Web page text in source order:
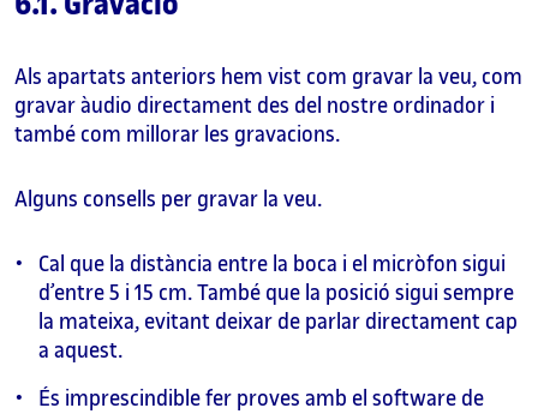
Als apartats anteriors hem vist com gravar la veu, com
gravar àudio directament des del nostre ordinador i
també com millorar les gravacions.
Alguns consells per gravar la veu.
Cal que la distància entre la boca i el micròfon sigui
d’entre 5 i 15 cm. També que la posició sigui sempre
la mateixa, evitant deixar de parlar directament cap
a aquest.
És imprescindible fer proves amb el software de